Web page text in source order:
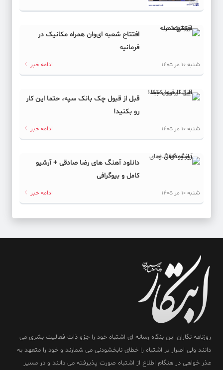
افتتاح شعبه ای‌وان همراه مکانیک در
فرمانیه
شنبه 10 مر 1405 ادامه خبر
قبل از قبول چک بانک سپه، حتما این کار
رو بکنید!
شنبه 10 مر 1405 ادامه خبر
دانلود آهنگ های رضا صادقی + آرشیو
کامل و بیوگرافی
شنبه 10 مر 1405 ادامه خبر
روزنامه نگاران این بنگاه رسانه ای اشتباه خود را جزو ذات فعالیت بشری می
دانند ولی اصرار بر اشتباه را خطای نابخشودنی می شمارند و خود را متعهد به
عذر خواهی در هنگام اطلاع از اشتباه صورت پذیرفته می دانند و در مسیر